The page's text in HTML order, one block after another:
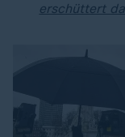
erschüttert